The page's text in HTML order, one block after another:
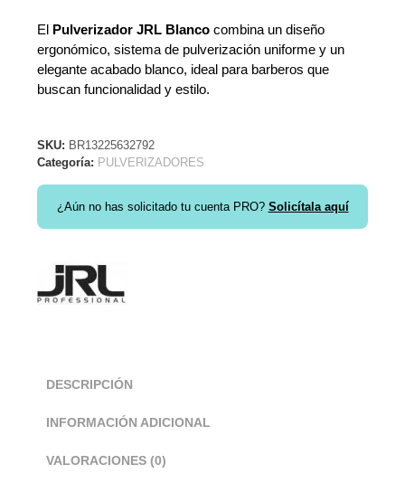
El Pulverizador JRL Blanco combina un diseño
ergonómico, sistema de pulverización uniforme y un
elegante acabado blanco, ideal para barberos que
buscan funcionalidad y estilo.
SKU: BR13225632792
Categoría: PULVERIZADORES
¿Aún no has solicitado tu cuenta PRO? Solicítala aquí
DESCRIPCIÓN
INFORMACIÓN ADICIONAL
VALORACIONES (0)